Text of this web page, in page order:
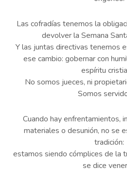
Las cofradías tenemos la
devolver la Semana
Y las juntas directivas tenemos
ese cambio: gobernar con
espíritu
No somos jueces, ni
Somos
Cuando hay enfrentamientos,
materiales o desunión, no se
tradición:
estamos siendo cómplices de la
se dice